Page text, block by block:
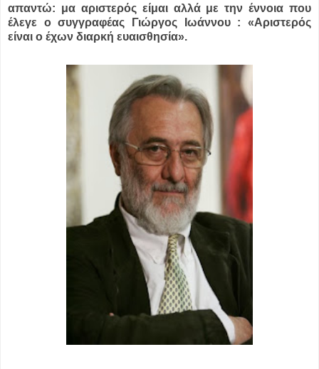
απαντώ: μα αριστερός είμαι αλλά με την έννοια που
έλεγε ο συγγραφέας Γιώργος Ιωάννου : «Αριστερός
είναι ο έχων διαρκή ευαισθησία».